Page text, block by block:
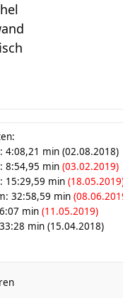
4:08,21 min (02.08.2018)
8:54,95 min (03.02.2019)
15:29,59 min
32:58,59 min
min (11.05.2019)
min (15.04.2018)